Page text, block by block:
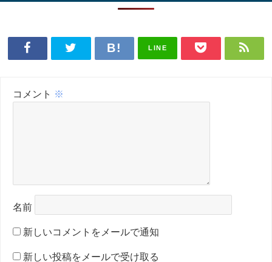
LINE
コメント ※
名前
新しいコメントをメールで通知
新しい投稿をメールで受け取る